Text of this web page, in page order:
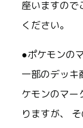
座いますので
ください。
●ポケモンの
一部のデッキ
ケモンのマー
りますが、